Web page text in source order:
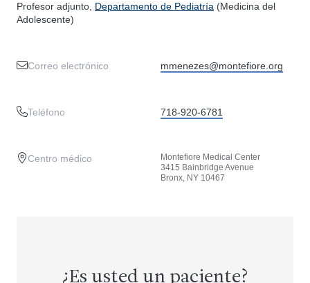
Profesor adjunto, Departamento de Pediatría (Medicina del
Adolescente)
Correo electrónico mmenezes@montefiore.org
Teléfono 718-920-6781
Centro médico
Montefiore Medical Center
3415 Bainbridge Avenue
Bronx, NY 10467
¿Es usted un paciente?